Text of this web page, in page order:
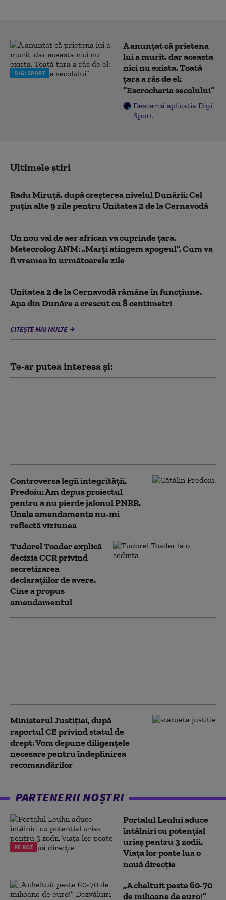
DIGI SPORT
A anunțat că prietena
lui a murit, dar aceasta
nici nu exista. Toată
țara a râs de el:
”Escrocheria secolului”
Descarcă aplicația Digi
Sport
Ultimele știri
Radu Miruță, după creșterea nivelul Dunării: Cel
puțin alte 9 zile pentru Unitatea 2 de la Cernavodă
Un nou val de aer african va cuprinde țara.
Meteorolog ANM: „Marți atingem apogeul”. Cum va
fi vremea în următoarele zile
Unitatea 2 de la Cernavodă rămâne în funcțiune.
Apa din Dunăre a crescut cu 8 centimetri
CITEȘTE MAI MULTE
Te-ar putea interesa și:
Controversa legii integrității.
Predoiu: Am depus proiectul
pentru a nu pierde jalonul PNRR.
Unele amendamente nu-mi
reflectă viziunea
Tudorel Toader explică
decizia CCR privind
secretizarea
declarațiilor de avere.
Cine a propus
amendamentul
Ministerul Justiţiei, după
raportul CE privind statul de
drept: Vom depune diligenţele
necesare pentru îndeplinirea
recomandărilor
PARTENERII NOȘTRI
PE ROZ
Portalul Leului aduce
întâlniri cu potențial
uriaș pentru 3 zodii.
Viața lor poate lua o
nouă direcție
„A cheltuit peste 60-70
de milioane de euro!”